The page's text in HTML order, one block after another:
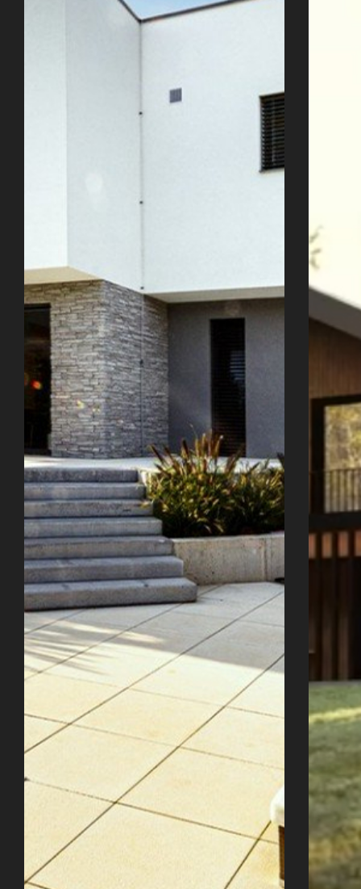
Úvod
Naše služby
Reference
Průvodce stavbou
O ateliéru
Řekli o nás
Kontakty